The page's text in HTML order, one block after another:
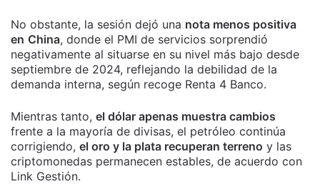
No obstante, la sesión dejó una nota menos positiva
en China, donde el PMI de servicios sorprendió
negativamente al situarse en su nivel más bajo desde
septiembre de 2024, reflejando la debilidad de la
demanda interna, según recoge Renta 4 Banco.
Mientras tanto, el dólar apenas muestra cambios
frente a la mayoría de divisas, el petróleo continúa
corrigiendo, el oro y la plata recuperan terreno y las
criptomonedas permanecen estables, de acuerdo con
Link Gestión.